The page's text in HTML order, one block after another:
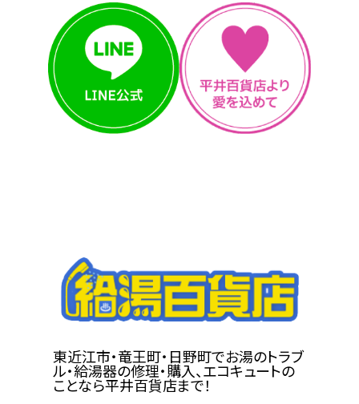
東近江市・竜王町・日野町でお湯のトラブ
ル・給湯器の修理・購入、エコキュートの
ことなら平井百貨店まで！